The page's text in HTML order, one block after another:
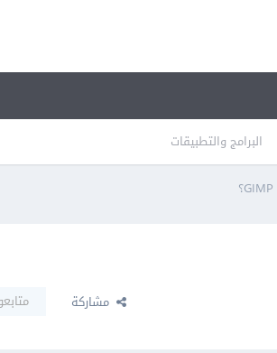
البرامج والتطبيقات
مشاركة